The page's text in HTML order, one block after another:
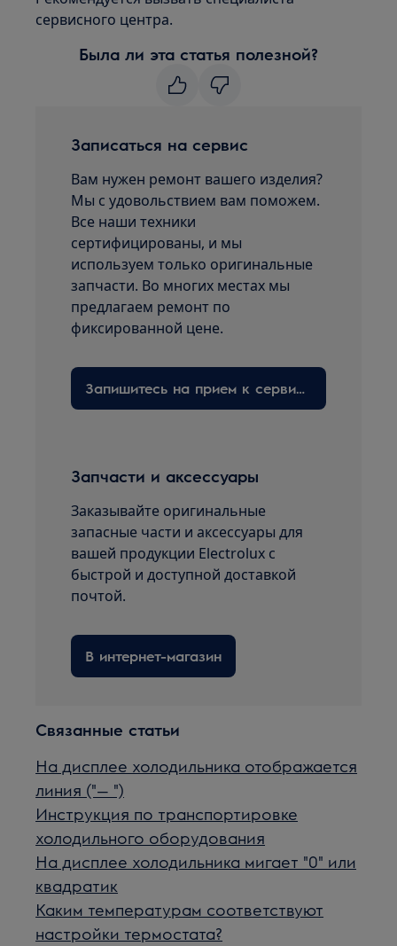
сервисного центра.
Была ли эта статья полезной?
Записаться на сервис
Вам нужен ремонт вашего изделия?
Мы с удовольствием вам поможем.
Все наши техники
сертифицированы, и мы
используем только оригинальные
запчасти. Во многих местах мы
предлагаем ремонт по
фиксированной цене.
Запишитесь на прием к сервисному технику здесь
Запчасти и аксессуары
Заказывайте оригинальные
запасные части и аксессуары для
вашей продукции Electrolux с
быстрой и доступной доставкой
почтой.
В интернет-магазин
Связанные статьи
На дисплее холодильника отображается
линия ("— ")
Инструкция по транспортировке
холодильного оборудования
На дисплее холодильника мигает "0" или
квадратик
Каким температурам соответствуют
настройки термостата?